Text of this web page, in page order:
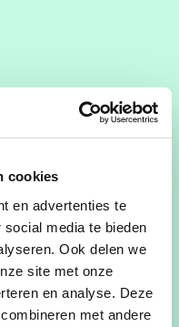
cookies
en advertenties te
media te bieden
Ook delen we
site met onze
en analyse. Deze
met andere
door op zaterdag
de
7B 2570
en
Amands en
regering:Koen